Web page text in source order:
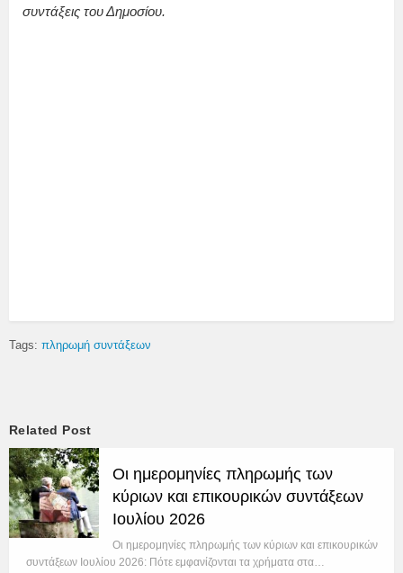
συντάξεις του Δημοσίου.
Tags: πληρωμή συντάξεων
Related Post
Οι ημερομηνίες πληρωμής των
κύριων και επικουρικών συντάξεων
Ιουλίου 2026
Οι ημερομηνίες πληρωμής των κύριων και επικουρικών
συντάξεων Ιουλίου 2026: Πότε εμφανίζονται τα χρήματα στα…